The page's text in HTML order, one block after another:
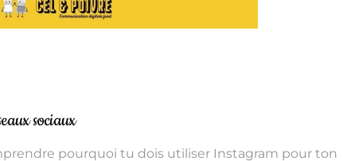
sociaux
pourquoi tu dois utiliser Instagram pour ton